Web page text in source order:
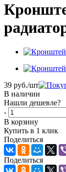
39 руб./шт
В наличии
Нашли дешевле?
-
В корзину
Купить в 1 клик
Поделиться
Поделиться